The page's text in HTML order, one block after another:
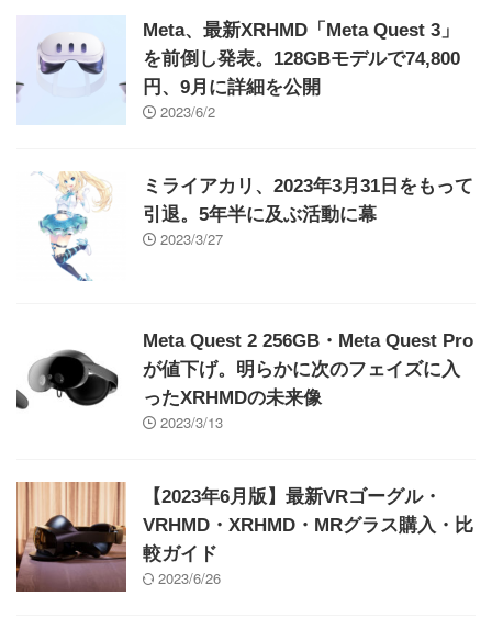
Meta、最新XRHMD「Meta Quest 3」
を前倒し発表。128GBモデルで74,800
円、9月に詳細を公開
2023/6/2
ミライアカリ、2023年3月31日をもって
引退。5年半に及ぶ活動に幕
2023/3/27
Meta Quest 2 256GB・Meta Quest Pro
が値下げ。明らかに次のフェイズに入
ったXRHMDの未来像
2023/3/13
【2023年6月版】最新VRゴーグル・
VRHMD・XRHMD・MRグラス購入・比
較ガイド
2023/6/26